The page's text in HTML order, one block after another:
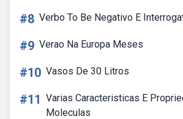
#8 Verbo To Be Negativo E
#9 Verao Na Europa Meses
#10 Vasos De 30 Litros
#11 Varias Caracteristicas E
Moleculas